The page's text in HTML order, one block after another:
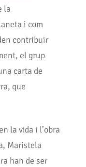
la
i com
contribuir
el grup
carta de
que
la vida i l’obra
Maristela
han de ser